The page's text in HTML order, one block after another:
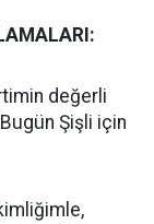
değerli
Şişli için